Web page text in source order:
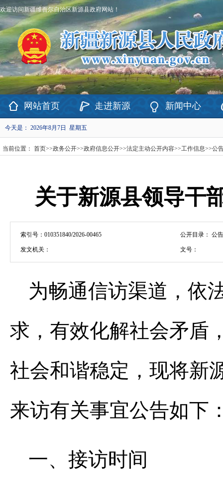
欢迎访问新疆维吾尔自治区新源县政府网站！
网站首页 走进新源 新闻中心
今天是： 2026年8月7日 星期五
当前位置： 首页>>政务公开>>政府信息公开>>法定主动公开内容>>工作信息>>公
关于新源县领导干
索引号： 010351840/2026-00465 公开目录： 公
发文机关： 文号：
为畅通信访渠道，依
求，有效化解社会矛盾
社会和谐稳定，现将新
来访有关事宜公告如下
一、接访时间